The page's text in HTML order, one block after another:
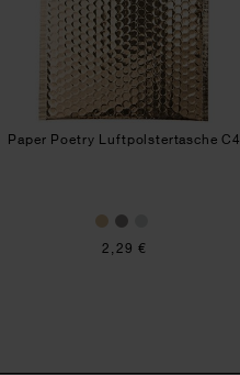
Paper Poetry Luftpolstertasche C4
2,29 €